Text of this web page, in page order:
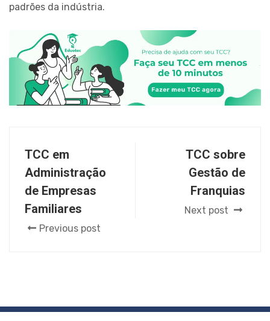
padrões da indústria.
TCC em
Administração
de Empresas
Familiares
Previous post
TCC sobre
Gestão de
Franquias
Next post